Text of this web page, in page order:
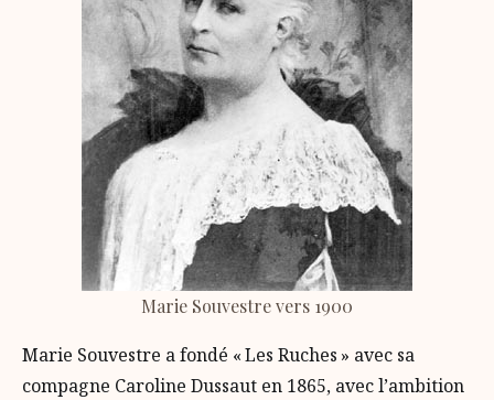
Marie Souvestre vers 1900
Marie Souvestre a fondé « Les Ruches » avec sa
compagne Caroline Dussaut en 1865, avec l’ambition